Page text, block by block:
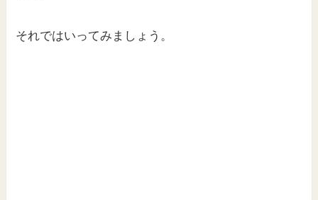
それではいってみましょう。